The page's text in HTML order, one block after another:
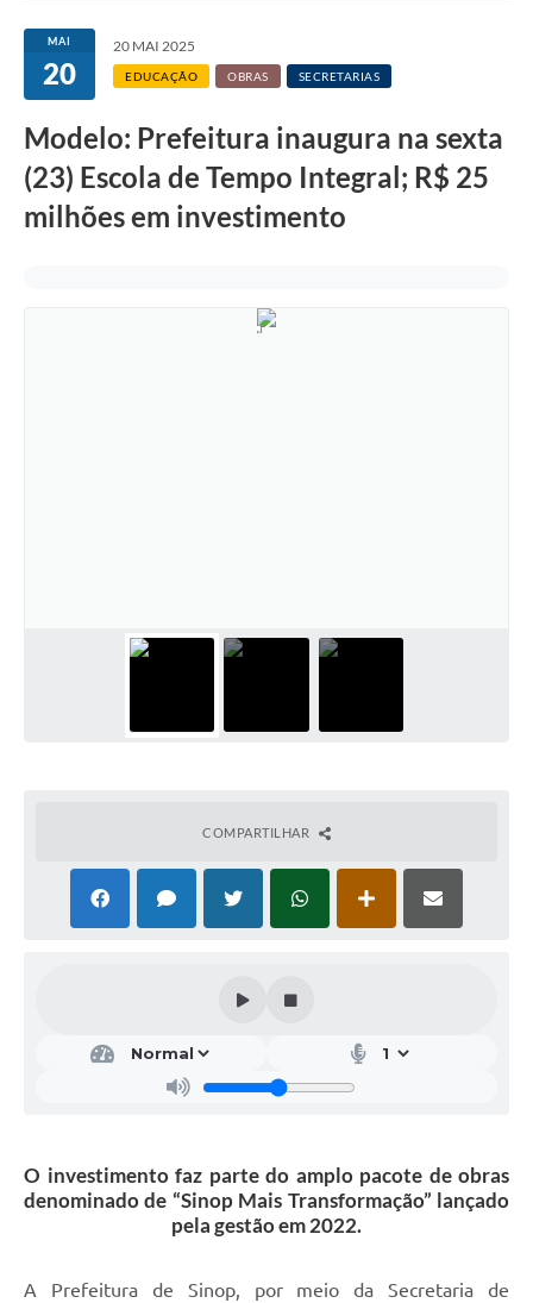
MAI
20
20 MAI 2025
EDUCAÇÃO OBRAS SECRETARIAS
Modelo: Prefeitura inaugura na sexta
(23) Escola de Tempo Integral; R$ 25
milhões em investimento
COMPARTILHAR
O investimento faz parte do amplo pacote de obras
denominado de “Sinop Mais Transformação” lançado
pela gestão em 2022.
A Prefeitura de Sinop, por meio da Secretaria de